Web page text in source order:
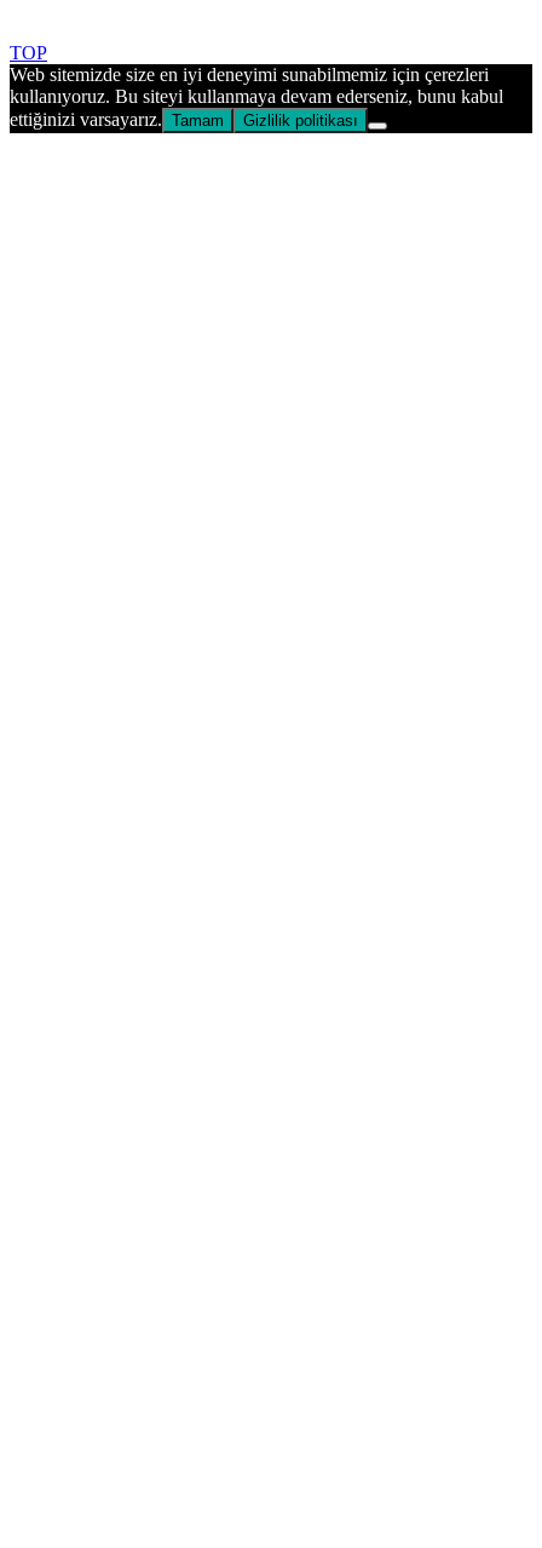
TOP
Web sitemizde size en iyi deneyimi sunabilmemiz için çerezleri
kullanıyoruz. Bu siteyi kullanmaya devam ederseniz, bunu kabul
ettiğinizi varsayarız. Tamam Gizlilik politikası